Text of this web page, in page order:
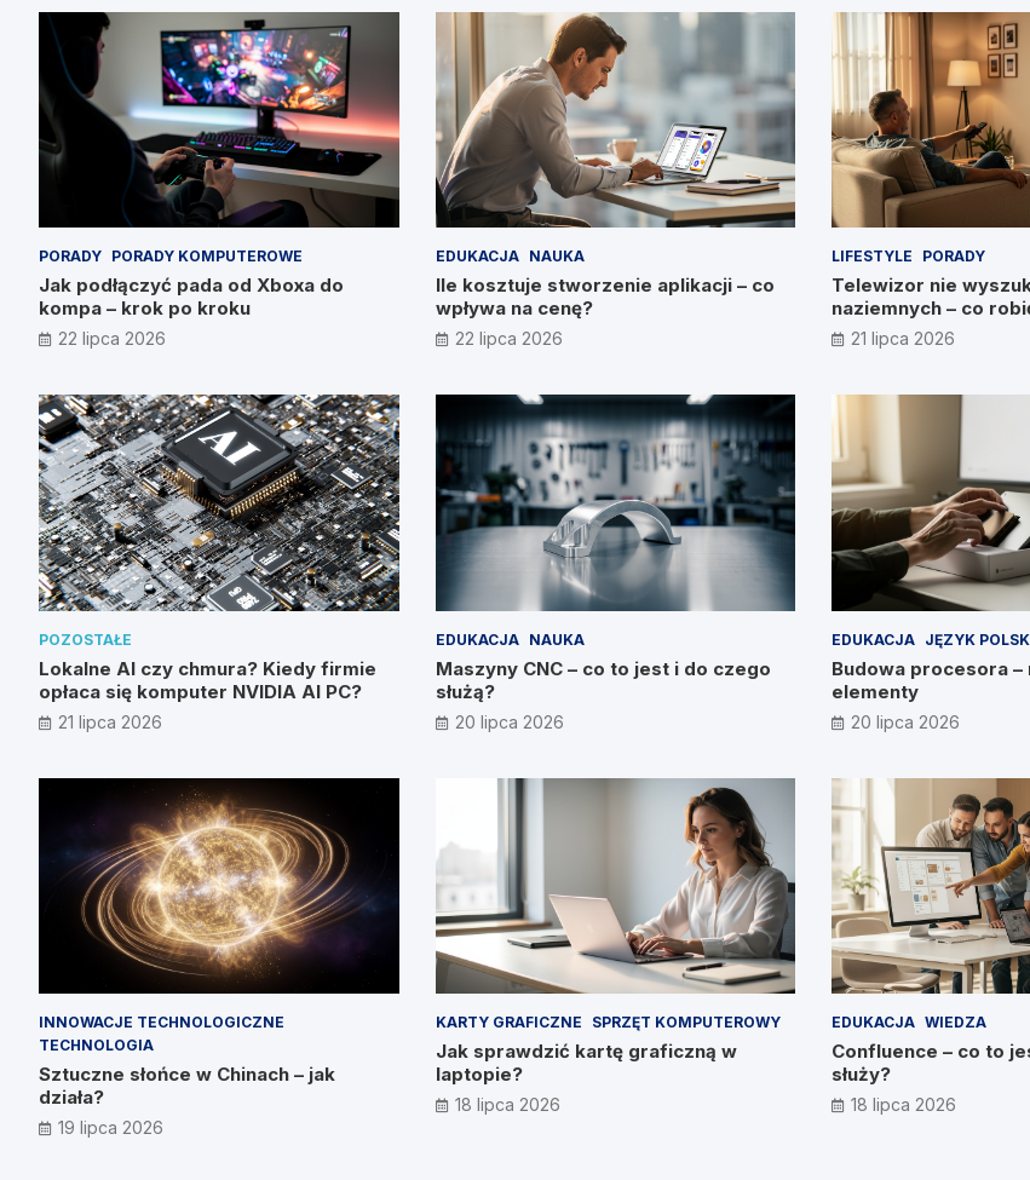
PORADY PORADY KOMPUTEROWE
Jak podłączyć pada od Xboxa do
kompa – krok po kroku
22 lipca 2026
EDUKACJA NAUKA
Ile kosztuje stworzenie aplikacji – co
wpływa na cenę?
22 lipca 2026
LIFESTYLE PORADY
Telewizor nie
naziemnych – co
21 lipca 2026
POZOSTAŁE
Lokalne AI czy chmura? Kiedy firmie
opłaca się komputer NVIDIA AI PC?
21 lipca 2026
EDUKACJA NAUKA
Maszyny CNC – co to jest i do czego
służą?
20 lipca 2026
EDUKACJA JĘZYK
Budowa procesora –
elementy
20 lipca 2026
INNOWACJE TECHNOLOGICZNE
TECHNOLOGIA
Sztuczne słońce w Chinach – jak
działa?
19 lipca 2026
KARTY GRAFICZNE SPRZĘT KOMPUTEROWY
Jak sprawdzić kartę graficzną w
laptopie?
18 lipca 2026
EDUKACJA WIEDZA
Confluence – co to
służy?
18 lipca 2026